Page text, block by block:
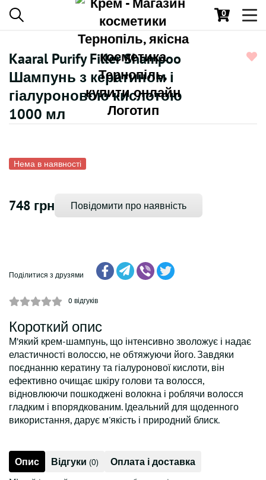
0
Kaaral Purify Filler Shampoo
Шампунь з кератином і
гіалуроновою кислотою
1000 мл
Нема в наявності
748 грн Повідомити про наявність
Поділитися з друзями
0 відгуків
Короткий опис
М’який крем-шампунь, що інтенсивно зволожує і надає
еластичності волоссю, не обтяжуючи його. Завдяки
поєднанню кератину та гіалуронової кислоти, він
ефективно очищає шкіру голови та волосся,
відновлюючи пошкоджені волокна і роблячи волосся
гладким і впорядкованим. Ідеальний для щоденного
використання, дарує м'якість і природний блиск.
Опис Відгуки (0) Оплата і доставка